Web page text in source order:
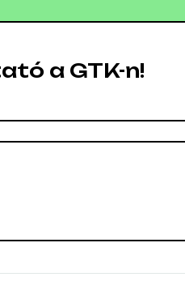
a GTK-n!